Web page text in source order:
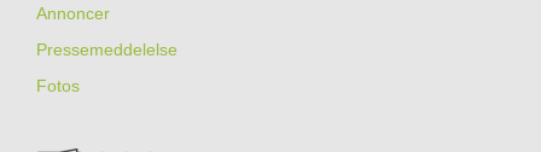
Annoncer
Pressemeddelelse
Fotos